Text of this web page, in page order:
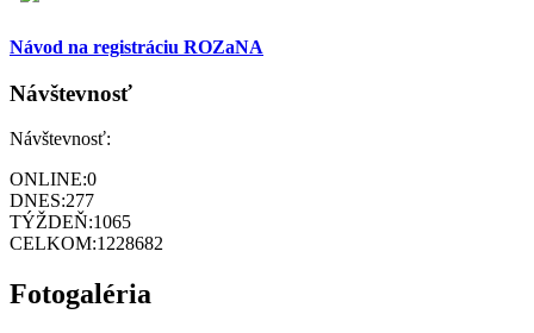
Návod na registráciu ROZaNA
Návštevnosť
Návštevnosť:
ONLINE:0
DNES:277
TÝŽDEŇ:1065
CELKOM:1228682
Fotogaléria